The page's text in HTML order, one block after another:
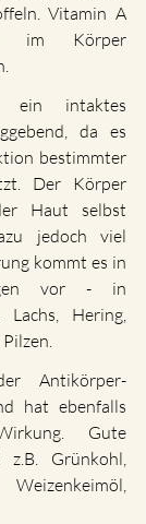
Vitamin A
im Körper
intaktes
da es
bestimmter
Der Körper
Haut selbst
jedoch viel
kommt es in
vor - in
Lachs, Hering,
Antikörper-
hat ebenfalls
Gute
z.B. Grünkohl,